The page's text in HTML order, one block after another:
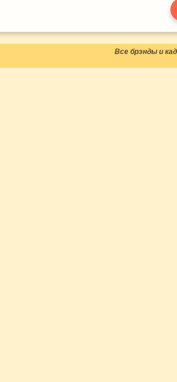
Все брэнды и